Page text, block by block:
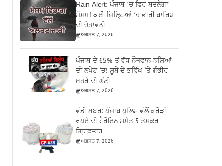
Rain Alert: ਪੰਜਾਬ ‘ਚ ਫਿਰ ਬਦਲੇਗਾ
ਮੌਸਮ! ਕਈ ਜ਼ਿਲ੍ਹਿਆਂ ‘ਚ ਭਾਰੀ ਬਾਰਿਸ਼
ਦੀ ਚੇਤਾਵਨੀ
ਅਗਸਤ 7, 2026
ਪੰਜਾਬ ਦੇ 65% ਤੋਂ ਵੱਧ ਨੌਜਵਾਨ ਨਸ਼ਿਆਂ
ਦੀ ਲਪੇਟ ‘ਚ! ਸੂਬੇ ਦੇ ਭਵਿੱਖ ‘ਤੇ ਗੰਭੀਰ
ਖ਼ਤਰੇ ਦੀ ਘੰਟੀ
ਅਗਸਤ 7, 2026
ਵੱਡੀ ਖ਼ਬਰ: ਪੰਜਾਬ ਪੁਲਿਸ ਵੱਲੋਂ ਕਰੋੜਾਂ
ਰੁਪਏ ਦੀ ਹੈਰੋਇਨ ਸਮੇਤ 5 ਤਸਕਰ
ਗ੍ਰਿਫ਼ਤਾਰ
ਅਗਸਤ 7, 2026